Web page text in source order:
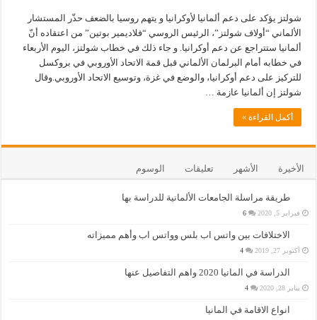
شولتز يؤكد على دعم ألمانيا لأوكرانيا و يتهم روسيا بالضعف حذّر المستشار
الألماني “أولاف شولتز”، الرئيس الروسي “فلاديمير بوتين” من اعتقاده أنّ
ألمانيا ستتراجع عن دعم أوكرانيا. و جاء ذلك في خطاب شولتز، اليوم الأربعاء
في خطابه أمام البرلمان الألماني قبل قمة الاتحاد الأوروبي في بروكسل
للتركيز على دعم أوكرانيا، والوضع في غزة، وتوسيع الاتحاد الأوروبي.وقال
شولتز إن ألمانيا عازمة …
أكمل القراءة »
الأخيرة الأشهر تعليقات الوسوم
طريقة مراسلة الجامعات الألمانية للدراسة بها
فبراير 5, 2020 6
الاختلافات بين واتس اب بلس وواتس اب وأهم مميزاته
أكتوبر 27, 2019 4
الدراسة في المانيا 2020 واهم التفاصيل عنها
يناير 28, 2020 4
انواع الاقامة في المانيا